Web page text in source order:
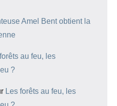
Amel Bent obtient la
au feu, les
?
Les forêts au feu, les